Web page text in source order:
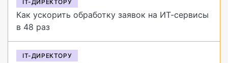
IT-ДИРЕКТОРУ
Как ускорить обработку заявок на ИТ-сервисы
в 48 раз
IT-ДИРЕКТОРУ